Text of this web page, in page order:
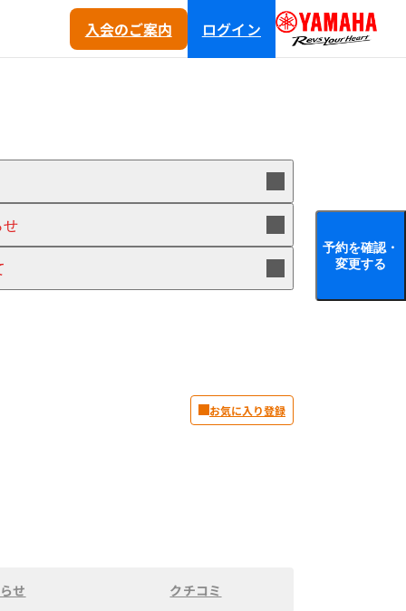
入会のご案内 ログイン
予約を確認・
変更する
せ
お気に入り登録
せ クチコミ